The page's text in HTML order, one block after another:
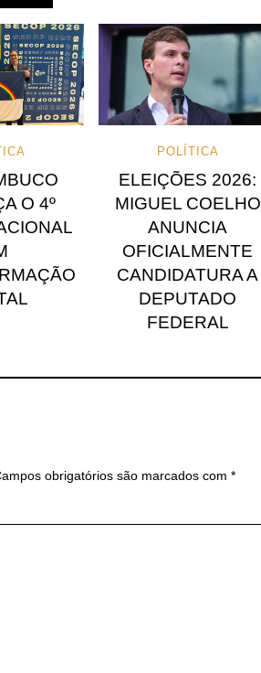
O 4º
POLÍTICA
ELEIÇÕES 2026:
MIGUEL COELHO
ANUNCIA
OFICIALMENTE
CANDIDATURA A
DEPUTADO
FEDERAL
obrigatórios são marcados com *